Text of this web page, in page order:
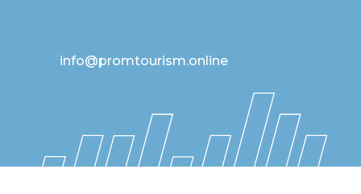
info@promtourism.online